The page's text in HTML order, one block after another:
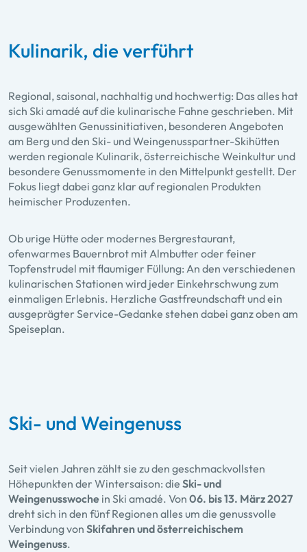
Kulinarik, die verführt
Regional, saisonal, nachhaltig und hochwertig: Das alles hat
sich Ski amadé auf die kulinarische Fahne geschrieben. Mit
ausgewählten Genussinitiativen, besonderen Angeboten
am Berg und den Ski- und Weingenusspartner-Skihütten
werden regionale Kulinarik, österreichische Weinkultur und
besondere Genussmomente in den Mittelpunkt gestellt. Der
Fokus liegt dabei ganz klar auf regionalen Produkten
heimischer Produzenten.
Ob urige Hütte oder modernes Bergrestaurant,
ofenwarmes Bauernbrot mit Almbutter oder feiner
Topfenstrudel mit flaumiger Füllung: An den verschiedenen
kulinarischen Stationen wird jeder Einkehrschwung zum
einmaligen Erlebnis. Herzliche Gastfreundschaft und ein
ausgeprägter Service-Gedanke stehen dabei ganz oben am
Speiseplan.
Ski- und Weingenuss
Seit vielen Jahren zählt sie zu den geschmackvollsten
Höhepunkten der Wintersaison: die Ski- und
Weingenusswoche in Ski amadé. Von 06. bis 13. März 2027
dreht sich in den fünf Regionen alles um die genussvolle
Verbindung von Skifahren und österreichischem
Weingenuss.